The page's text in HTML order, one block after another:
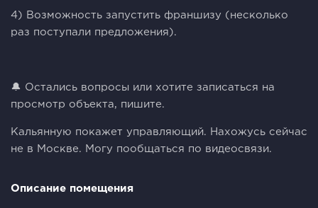
4) Возможность запустить франшизу (несколько
раз поступали предложения).
🔔 Остались вопросы или хотите записаться на
просмотр объекта, пишите.
Кальянную покажет управляющий. Нахожусь сейчас
не в Москве. Могу пообщаться по видеосвязи.
Описание помещения